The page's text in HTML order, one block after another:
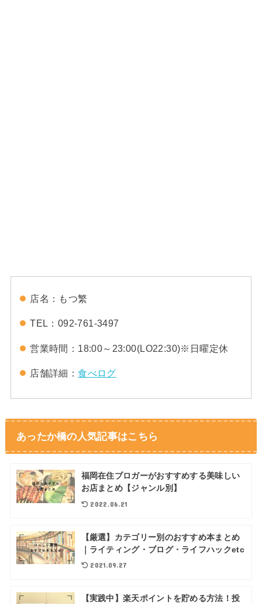
店名：もつ繁
TEL：092-761-3497
営業時間：18:00～23:00(LO22:30)※日曜定休
店舗詳細：食べログ
あったか橋の人気記事はこちら
福岡在住ブロガーがおすすめする美味しい
お店まとめ【ジャンル別】
2022.06.21
【厳選】カテゴリー別のおすすめ本まとめ
｜ライティング・ブログ・ライフハックetc
2021.09.27
【実践中】楽天ポイントを貯める方法！投